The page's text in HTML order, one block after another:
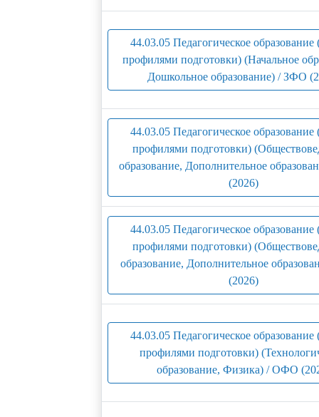
44.03.05 Педагогическое образование
профилями подготовки) (Начальное
Дошкольное образование) / ЗФО
44.03.05 Педагогическое образование
профилями подготовки)
образование, Дополнительное
(2026)
44.03.05 Педагогическое образование
профилями подготовки)
образование, Дополнительное
(2026)
44.03.05 Педагогическое образование
профилями подготовки)
образование, Физика) / ОФО